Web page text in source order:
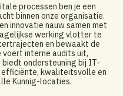
processen ben je een
binnen onze organisatie.
innovatie nauw samen met
werking vlotter te
en bewaakt de
voert interne audits uit,
ondersteuning bij IT-
efficiënte, kwaliteitsvolle en
Kunnig-locaties.